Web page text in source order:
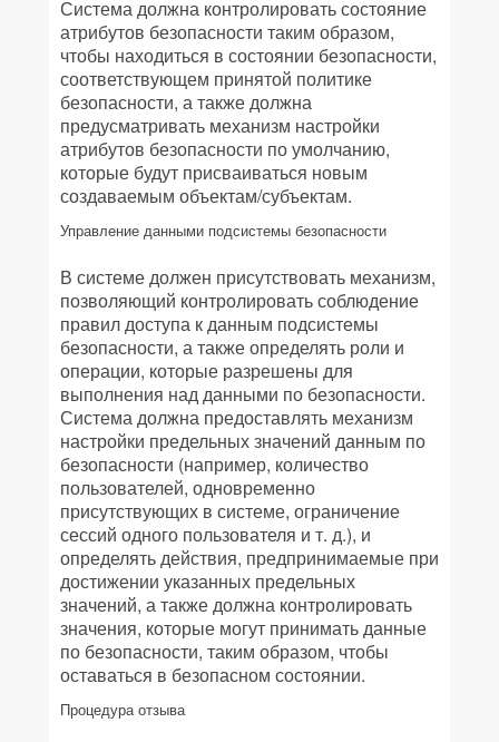
Система должна контролировать состояние
атрибутов безопасности таким образом,
чтобы находиться в состоянии безопасности,
соответствующем принятой политике
безопасности, а также должна
предусматривать механизм настройки
атрибутов безопасности по умолчанию,
которые будут присваиваться новым
создаваемым объектам/субъектам.
Управление данными подсистемы безопасности
В системе должен присутствовать механизм,
позволяющий контролировать соблюдение
правил доступа к данным подсистемы
безопасности, а также определять роли и
операции, которые разрешены для
выполнения над данными по безопасности.
Система должна предоставлять механизм
настройки предельных значений данным по
безопасности (например, количество
пользователей, одновременно
присутствующих в системе, ограничение
сессий одного пользователя и т. д.), и
определять действия, предпринимаемые при
достижении указанных предельных
значений, а также должна контролировать
значения, которые могут принимать данные
по безопасности, таким образом, чтобы
оставаться в безопасном состоянии.
Процедура отзыва